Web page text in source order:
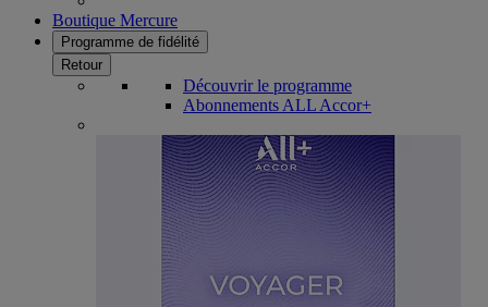
Boutique Mercure
Programme de fidélité
Retour
Découvrir le programme
Abonnements ALL Accor+